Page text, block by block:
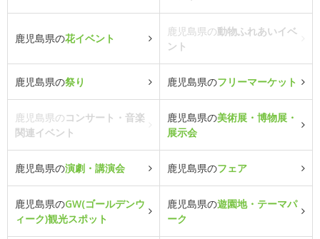
鹿児島県の花イベント
鹿児島県の動物ふれあいイベ
ント
鹿児島県の祭り 鹿児島県のフリーマーケット
鹿児島県のコンサート・音楽
関連イベント
鹿児島県の美術展・博物展・
展示会
鹿児島県の演劇・講演会 鹿児島県のフェア
鹿児島県のGW(ゴールデンウ
ィーク)観光スポット
鹿児島県の遊園地・テーマパ
ーク